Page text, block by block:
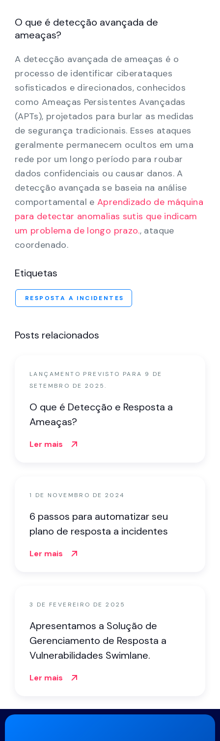
O que é detecção avançada de
ameaças?
A detecção avançada de ameaças é o
processo de identificar ciberataques
sofisticados e direcionados, conhecidos
como Ameaças Persistentes Avançadas
(APTs), projetados para burlar as medidas
de segurança tradicionais. Esses ataques
geralmente permanecem ocultos em uma
rede por um longo período para roubar
dados confidenciais ou causar danos. A
detecção avançada se baseia na análise
comportamental eAprendizado de máquina
para detectar anomalias sutis que indicam
um problema de longo prazo., ataque
coordenado.
Etiquetas
RESPOSTA A INCIDENTES
Posts relacionados
LANÇAMENTO PREVISTO PARA 9 DE
SETEMBRO DE 2025.
O que é Detecção e Resposta a
Ameaças?
Ler mais
1 DE NOVEMBRO DE 2024
6 passos para automatizar seu
plano de resposta a incidentes
Ler mais
3 DE FEVEREIRO DE 2025
Apresentamos a Solução de
Gerenciamento de Resposta a
Vulnerabilidades Swimlane.
Ler mais